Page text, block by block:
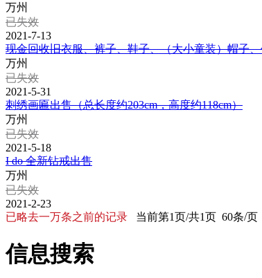
万州
已失效
2021-7-13
现金回收旧衣服、裤子、鞋子、（大小童装）帽子
万州
已失效
2021-5-31
刺绣画匾出售（总长度约203cm，高度约118cm）
万州
已失效
2021-5-18
I do 全新钻戒出售
万州
已失效
2021-2-23
已略去一万条之前的记录
当前第1页/共1页 60条/
信息搜索